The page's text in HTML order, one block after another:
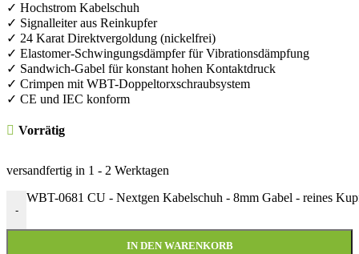
✓ Hochstrom Kabelschuh
✓ Signalleiter aus Reinkupfer
✓ 24 Karat Direktvergoldung (nickelfrei)
✓ Elastomer-Schwingungsdämpfer für Vibrationsdämpfung
✓ Sandwich-Gabel für konstant hohen Kontaktdruck
✓ Crimpen mit WBT-Doppeltorxschraubsystem
✓ CE und IEC konform
Vorrätig
versandfertig in 1 - 2 Werktagen
-
WBT-0681 CU - Nextgen Kabelschuh - 8mm Gabel - reines
IN DEN WARENKORB